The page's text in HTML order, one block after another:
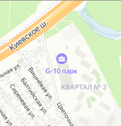
в Москве
и автотоваров в Москве